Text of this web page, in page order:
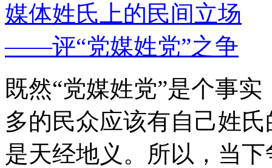
媒体姓氏上的民间立场
——评“党媒姓党”之争
既然“党媒姓党”是个事
多的民众应该有自己姓
是天经地义。所以，当